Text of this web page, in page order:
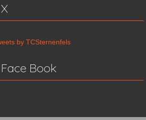
X
by TCSternenfels
Face Book